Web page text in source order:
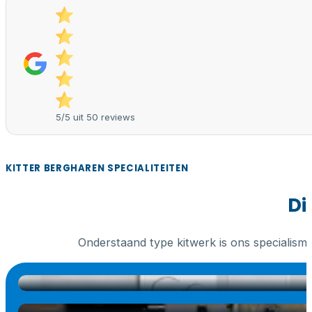
5/5 uit 50 reviews
KITTER BERGHAREN SPECIALITEITEN
Onderstaand type kitwerk is ons